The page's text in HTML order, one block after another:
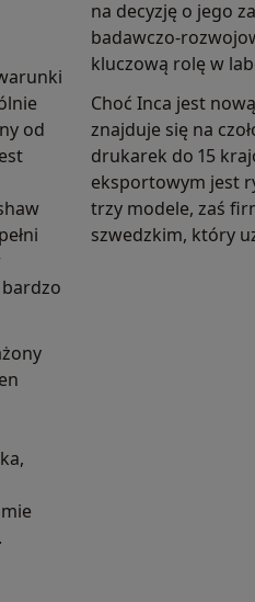
od
na decyzję o jego
badawczo-
kluczową rolę w
Choć Inca jest
znajduje się na
drukarek do 15
eksportowym jest
trzy modele, zaś
szwedzkim, który